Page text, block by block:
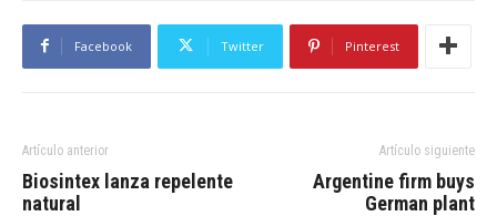
Facebook Twitter Pinterest
Artículo anterior
Biosintex lanza repelente
natural
Artículo siguiente
Argentine firm buys
German plant